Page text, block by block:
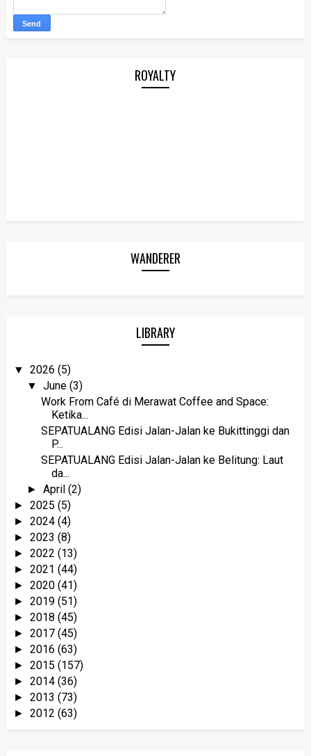
ROYALTY
WANDERER
LIBRARY
▼ 2026 (5)
▼June(3)
Work From Café di Merawat Coffee and Space:
Ketika...
SEPATUALANG Edisi Jalan-Jalan ke Bukittinggi dan
P...
SEPATUALANG Edisi Jalan-Jalan ke Belitung: Laut
da...
►April(2)
► 2025 (5)
► 2024 (4)
► 2023 (8)
► 2022 (13)
► 2021 (44)
► 2020 (41)
► 2019 (51)
► 2018 (45)
► 2017 (45)
► 2016 (63)
► 2015 (157)
► 2014 (36)
► 2013 (73)
► 2012 (63)